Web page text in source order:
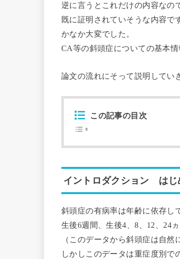
逆に言うとこれだけの内容なの
既に証明されていそうな内容で
かなか大変でした。
CA等の斜頭症についての基本
論文の流れにそって説明してい
この記事の目次
イントロダクション はじ
斜頭症の有病率は年齢に依存し
生後6週間、生後4、8、12、24
（このデータから斜頭症は自
しかしこのデータは重症度別で